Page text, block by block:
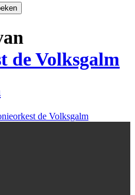
de Volksgalm
de Volksgalm